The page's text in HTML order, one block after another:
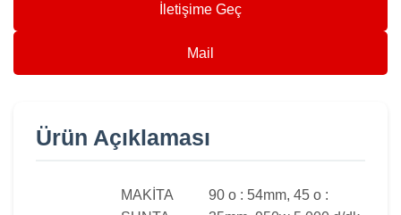
İletişime Geç
Mail
Ürün Açıklaması
MAKİTA
90 o : 54mm, 45 o :